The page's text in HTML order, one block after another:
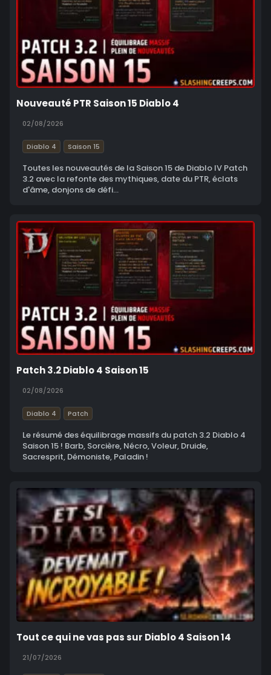
Nouveauté PTR Saison 15 Diablo 4
02/08/2026
Diablo 4 Saison 15
Toutes les nouveautés de la Saison 15 de Diablo IV Patch
3.2 avec la refonte des mythiques, date du PTR, éclats
d'âme, donjons de défi...
Patch 3.2 Diablo 4 Saison 15
02/08/2026
Diablo 4 Patch
Le résumé des équilibrage massifs du patch 3.2 Diablo 4
Saison 15 ! Barb, Sorcière, Nécro, Voleur, Druide,
Sacresprit, Démoniste, Paladin !
Tout ce qui ne vas pas sur Diablo 4 Saison 14
21/07/2026